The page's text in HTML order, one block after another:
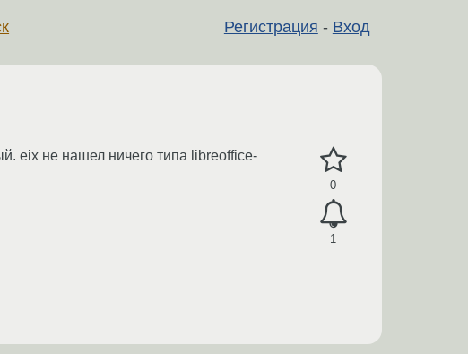
Регистрация - Вход
0
1
eix не нашел ничего типа libreoffice-